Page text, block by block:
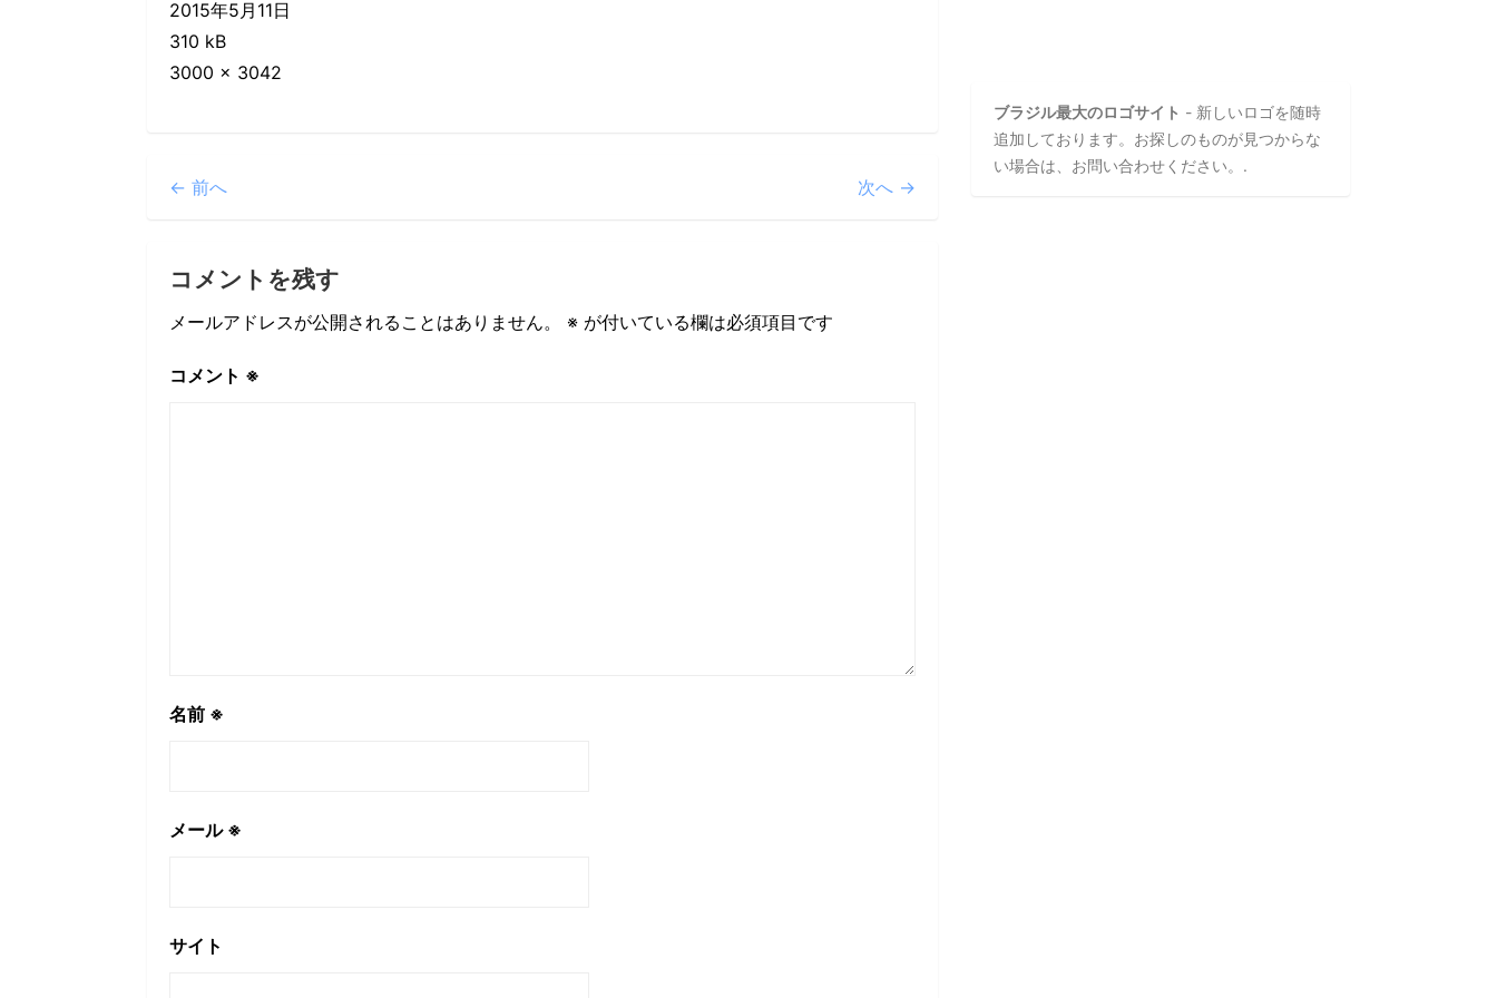
2015年5月11日
310 kB
3000 × 3042
← 前へ 次へ →
コメントを残す
メールアドレスが公開されることはありません。 ※ が付いている欄は必須項目です
コメント ※
名前 ※
メール ※
サイト
ブラジル最大のロゴサイト - 新しいロゴを随時
追加しております。お探しのものが見つからな
い場合は、お問い合わせください。.